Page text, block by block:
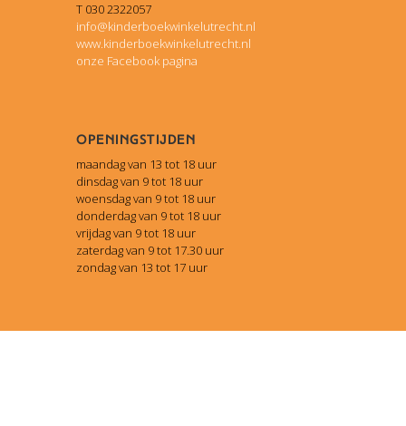
T 030 2322057
info@kinderboekwinkelutrecht.nl
www.kinderboekwinkelutrecht.nl
onze Facebook pagina
Openingstijden
maandag van 13 tot 18 uur
dinsdag van 9 tot 18 uur
woensdag van 9 tot 18 uur
donderdag van 9 tot 18 uur
vrijdag van 9 tot 18 uur
zaterdag van 9 tot 17.30 uur
zondag van 13 tot 17 uur